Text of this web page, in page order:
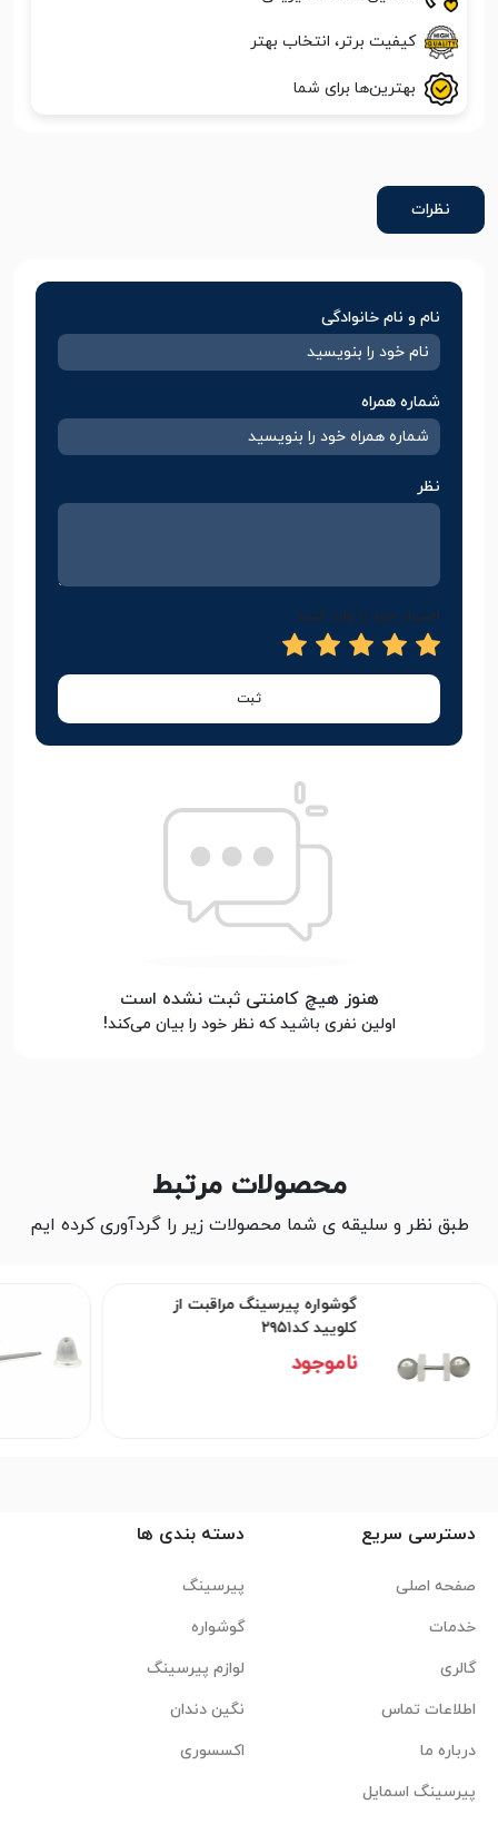
کیفیت برتر، انتخاب بهتر
بهترین‌ها برای شما
نظرات
نام و نام خانوادگی
شماره همراه
نظر
امتیاز خود را وارد کنید
ثبت
هنوز هیچ کامنتی ثبت نشده است
اولین نفری باشید که نظر خود را بیان می‌کند!
محصولات مرتبط
طبق نظر و سلیقه ی شما محصولات زیر را گردآوری کرده ایم
گوشواره پیرسینگ مراقبت از
کلویید کد۲۹۵۱
ناموجود
دسترسی سریع
صفحه اصلی
خدمات
گالری
اطلاعات تماس
درباره ما
پیرسینگ اسمایل
دسته بندی ها
پیرسینگ
گوشواره
لوازم پیرسینگ
نگین دندان
اکسسوری